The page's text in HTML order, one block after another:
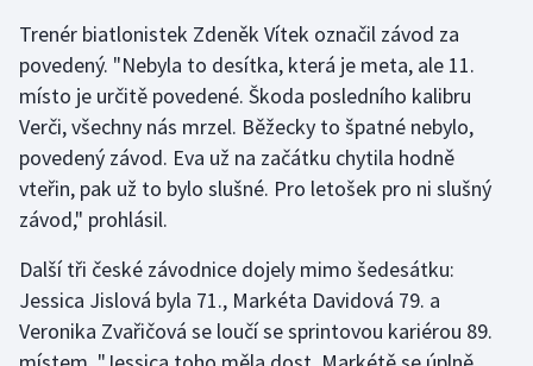
Vodní slalom
Volejbal
Ostatní
Trenér biatlonistek Zdeněk Vítek označil závod za
povedený. "Nebyla to desítka, která je meta, ale 11.
místo je určitě povedené. Škoda posledního kalibru
Verči, všechny nás mrzel. Běžecky to špatné nebylo,
povedený závod. Eva už na začátku chytila hodně
vteřin, pak už to bylo slušné. Pro letošek pro ni slušný
závod," prohlásil.
Další tři české závodnice dojely mimo šedesátku:
Jessica Jislová byla 71., Markéta Davidová 79. a
Veronika Zvařičová se loučí se sprintovou kariérou 89.